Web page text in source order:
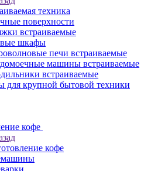
техника
поверхности
встраиваемые
шкафы
печи встраиваемые
машины встраиваемые
встраиваемые
для крупной бытовой техники
кофе
кофе